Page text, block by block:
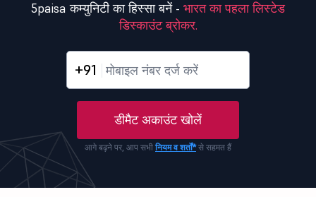
5paisa कम्युनिटी का हिस्सा बनें - भारत का पहला लिस्टेड
डिस्काउंट ब्रोकर.
+91
डीमैट अकाउंट खोलें
आगे बढ़ने पर, आप सभी नियम व शर्तों*से सहमत हैं